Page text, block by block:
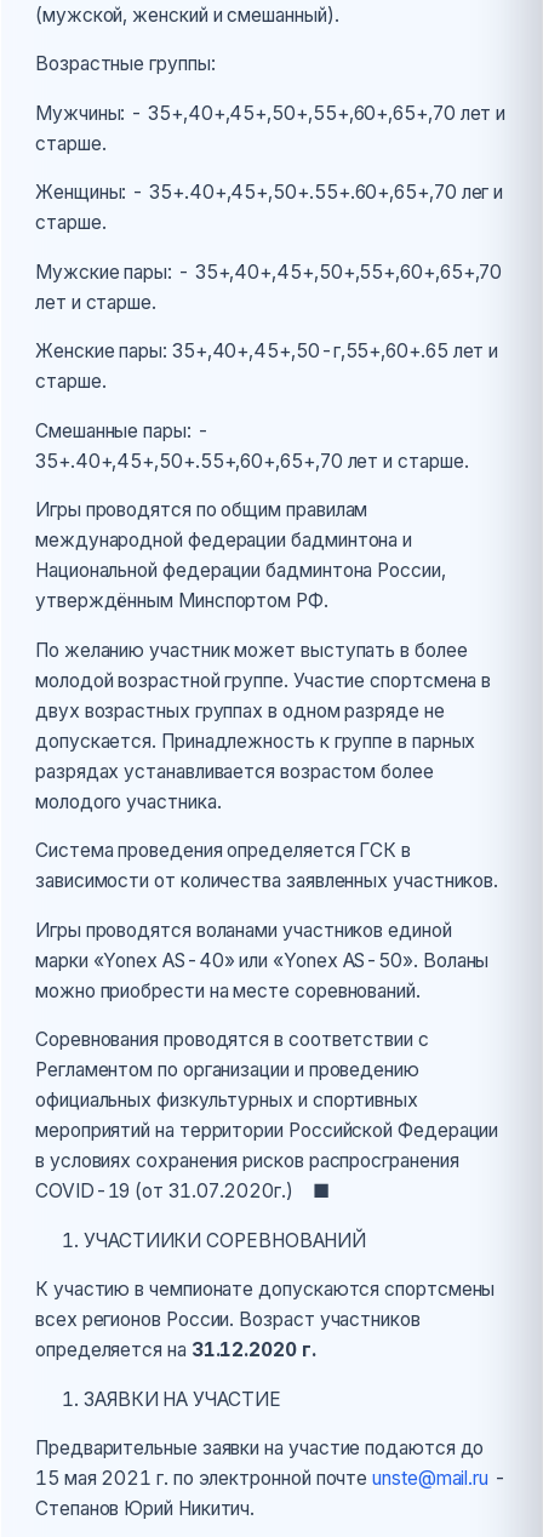
(мужской, женский и смешанный).
Возрастные группы:
Мужчины: - 35+,40+,45+,50+,55+,60+,65+,70 лет и
старше.
Женщины: - 35+.40+,45+,50+.55+.60+,65+,70 лег и
старше.
Мужские пары: - 35+,40+,45+,50+,55+,60+,65+,70
лет и старше.
Женские пары: 35+,40+,45+,50-г,55+,60+.65 лет и
старше.
Смешанные пары: -
35+.40+,45+,50+.55+,60+,65+,70 лет и старше.
Игры проводятся по общим правилам
международной федерации бадминтона и
Национальной федерации бадминтона России,
утверждённым Минспортом РФ.
По желанию участник может выступать в более
молодой возрастной группе. Участие спортсмена в
двух возрастных группах в одном разряде не
допускается. Принадлежность к группе в парных
разрядах устанавливается возрастом более
молодого участника.
Система проведения определяется ГСК в
зависимости от количества заявленных участников.
Игры проводятся воланами участников единой
марки «Yonex AS-40» или «Yonex AS-50». Воланы
можно приобрести на месте соревнований.
Соревнования проводятся в соответствии с
Регламентом по организации и проведению
официальных физкультурных и спортивных
мероприятий на территории Российской Федерации
в условиях сохранения рисков распросгранения
COVID-19 (от 31.07.2020г.) ■
УЧАСТИИКИ СОРЕВНОВАНИЙ
К участию в чемпионате допускаются спортсмены
всех регионов России. Возраст участников
определяется на 31.12.2020 г.
ЗАЯВКИ НА УЧАСТИЕ
Предварительные заявки на участие подаются до
15 мая 2021 г. по электронной почтеunste@mail.ru -
Степанов Юрий Никитич.